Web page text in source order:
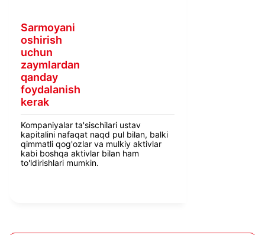
Sarmoyani
oshirish
uchun
zaymlardan
qanday
foydalanish
kerak
Kompaniyalar ta'sischilari ustav
kapitalini nafaqat naqd pul bilan, balki
qimmatli qog'ozlar va mulkiy aktivlar
kabi boshqa aktivlar bilan ham
to'ldirishlari mumkin.